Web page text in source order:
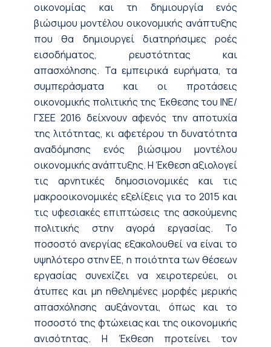
οικονομίας και τη δημιουργία ενός
βιώσιμου μοντέλου οικονομικής ανάπτυξης
που θα δημιουργεί διατηρήσιμες ροές
εισοδήματος, ρευστότητας και
απασχόλησης. Τα εμπειρικά ευρήματα, τα
συμπεράσματα και οι προτάσεις
οικονομικής πολιτικής της Έκθεσης του ΙΝΕ/
ΓΣΕΕ 2016 δείχνουν αφενός την αποτυχία
της λιτότητας, κι αφετέρου τη δυνατότητα
αναδόμησης ενός βιώσιμου μοντέλου
οικονομικής ανάπτυξης. Η Έκθεση αξιολογεί
τις αρνητικές δημοσιονομικές και τις
μακροοικονομικές εξελίξεις για το 2015 και
τις υφεσιακές επιπτώσεις της ασκούμενης
πολιτικής στην αγορά εργασίας. Το
ποσοστό ανεργίας εξακολουθεί να είναι το
υψηλότερο στην ΕΕ, η ποιότητα των θέσεων
εργασίας συνεχίζει να χειροτερεύει, οι
άτυπες και μη ηθελημένες μορφές μερικής
απασχόλησης αυξάνονται, όπως και το
ποσοστό της φτώχειας και της οικονομικής
ανισότητας. Η Έκθεση προτείνει τον